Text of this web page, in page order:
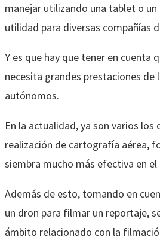
manejar utilizando una tablet o
utilidad para diversas compañías
Y es que hay que tener en cuenta
necesita grandes prestaciones de
autónomos.
En la actualidad, ya son varios
realización de cartografía aérea,
siembra mucho más efectiva en
Además de esto, tomando en
un dron para filmar un reportaje,
ámbito relacionado con la